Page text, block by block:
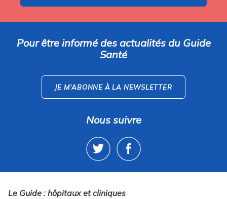
Pour être informé des actualités du Guide
Santé
JE M'ABONNE À LA NEWSLETTER
Nous suivre
Le Guide : hôpitaux et cliniques